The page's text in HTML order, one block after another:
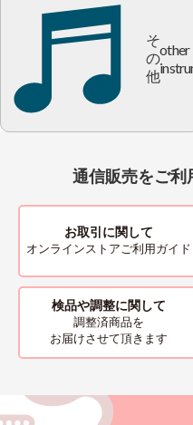
そ
の
他
other
通信販売をご利
お取引に関して
オンラインストアご利用ガイド
検品や調整に関して
調整済商品を
お届けさせて頂きます